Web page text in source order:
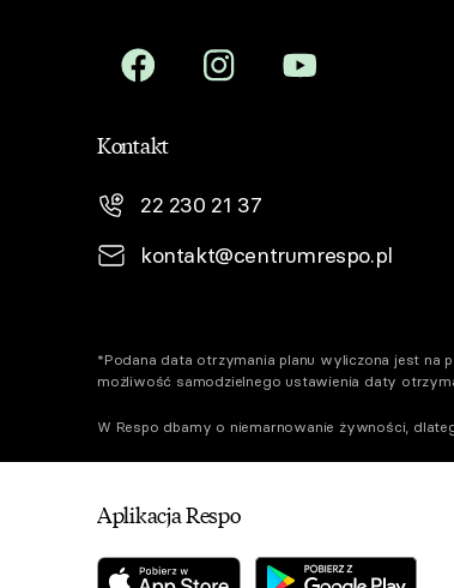
Kontakt
22 230 21 37
kontakt@centrumrespo.pl
*Podana data otrzymania planu wyliczona jest na
możliwość samodzielnego ustawienia daty
W Respo dbamy o niemarnowanie żywności,
Aplikacja Respo